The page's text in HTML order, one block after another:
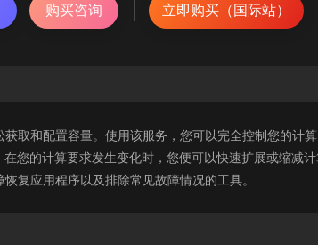
购买咨询 立即购买（国际站）
取和配置容量。使用该服务，您可以完全控制您的计
您的计算要求发生变化时，您便可以快速扩展或缩减
复应用程序以及排除常见故障情况的工具。